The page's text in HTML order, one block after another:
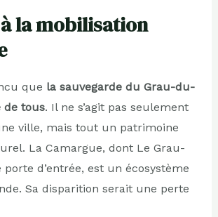
la mobilisation
que la sauvegarde du Grau-du-
de tous. Il ne s’agit pas seulement
ville, mais tout un patrimoine
La Camargue, dont Le Grau-
d’entrée, est un écosystème
Sa disparition serait une perte